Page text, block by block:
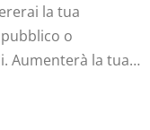
la tua
o
Aumenterà la tua…